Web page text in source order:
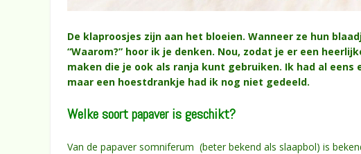
De klaproosjes zijn aan het bloeien. Wanneer ze hun
“Waarom?” hoor ik je denken. Nou, zodat je er een
maken die je ook als ranja kunt gebruiken. Ik had al eens
maar een hoestdrankje had ik nog niet gedeeld.
Welke soort papaver is geschikt?
Van de papaver somniferum (beter bekend als slaapbol) is